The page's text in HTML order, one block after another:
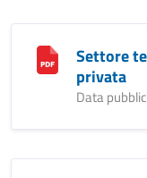
Settore
privata
Data